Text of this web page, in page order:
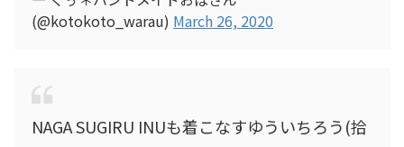
(@kotokoto_warau) March 26, 2020
NAGA SUGIRU INUも着こなすゆういちろう(拾